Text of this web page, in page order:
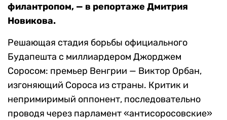
филантропом, — в репортаже Дмитрия
Новикова.
Решающая стадия борьбы официального
Будапешта с миллиардером Джорджем
Соросом: премьер Венгрии — Виктор Орбан,
изгоняющий Сороса из страны. Критик и
непримиримый оппонент, последовательно
проводя через парламент «антисоросовские»